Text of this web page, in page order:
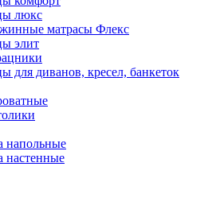
люкс
матрасы Флекс
элит
для диванов, кресел, банкеток
напольные
настенные